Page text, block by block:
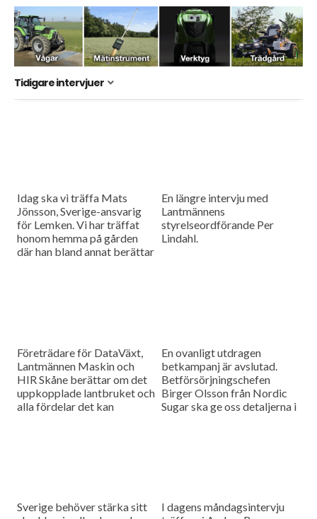
Tidigare intervjuer
Idag ska vi träffa Mats
Jönsson, Sverige-ansvarig
för Lemken. Vi har träffat
honom hemma på gården
där han bland annat berättar
En längre intervju med
Lantmännens
styrelseordförande Per
Lindahl.
Företrädare för DataVäxt,
Lantmännen Maskin och
HIR Skåne berättar om det
uppkopplade lantbruket och
alla fördelar det kan
En ovanligt utdragen
betkampanj är avslutad.
Betförsörjningschefen
Birger Olsson från Nordic
Sugar ska ge oss detaljerna i
Sverige behöver stärka sitt
I dagens måndagsintervju